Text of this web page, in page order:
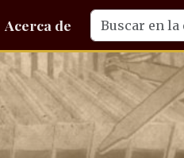
Acerca de